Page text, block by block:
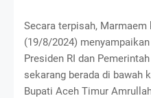
Secara terpisah,
(19/8/2024)
Presiden RI dan
sekarang berada di bawah
Bupati Aceh Timur